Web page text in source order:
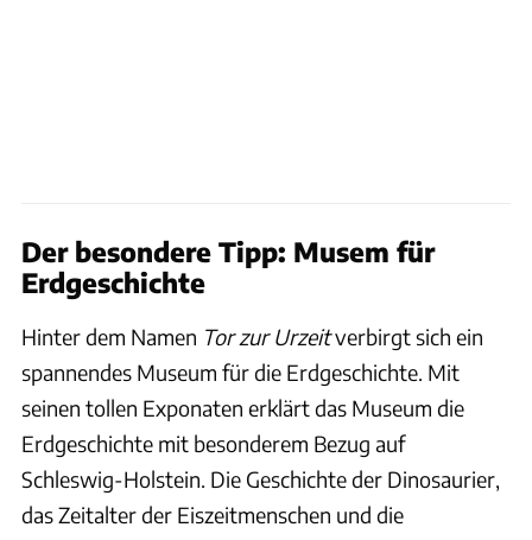
Der besondere Tipp: Musem für
Erdgeschichte
Hinter dem Namen Tor zur Urzeitverbirgt sich ein
spannendes Museum für die Erdgeschichte. Mit
seinen tollen Exponaten erklärt das Museum die
Erdgeschichte mit besonderem Bezug auf
Schleswig-Holstein. Die Geschichte der Dinosaurier,
das Zeitalter der Eiszeitmenschen und die